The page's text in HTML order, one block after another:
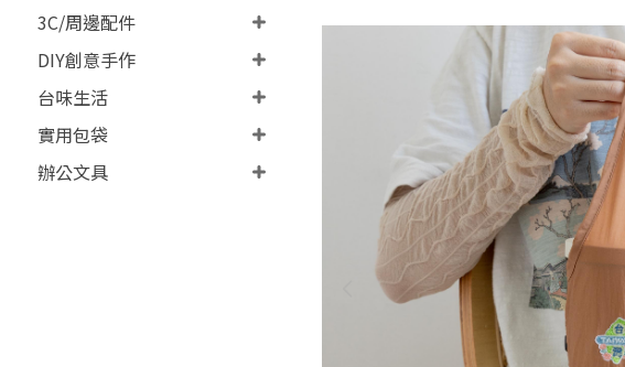
3C/周邊配件
DIY創意手作
台味生活
實用包袋
辦公文具